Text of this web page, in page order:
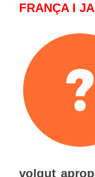
FRANÇA I
volgut